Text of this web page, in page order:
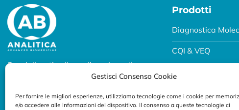
Gestisci Consenso Cookie
Per fornire le migliori esperienze, utilizziamo tecnologie come i cookie per
e/o accedere alle informazioni del dispositivo. Il consenso a queste tecnologie ci
Specializzati nella realizzazione di
soluzioni diagnostiche per uso
Prodotti
Diagnostica
CQI & VEQ
Biobanking
Fertility e PMA